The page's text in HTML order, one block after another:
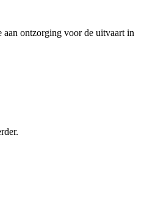
aan ontzorging voor de uitvaart in